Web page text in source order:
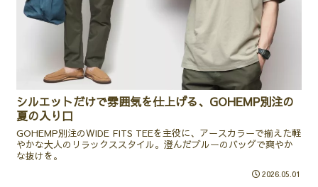
シルエットだけで雰囲気を仕上げる、GOHEMP別注の
夏の入り口
GOHEMP別注のWIDE FITS TEEを主役に、アースカラーで揃えた軽
やかな大人のリラックススタイル。澄んだブルーのバッグで爽やか
な抜けを。
2026.05.01